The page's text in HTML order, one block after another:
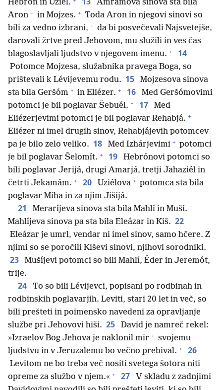
Hebrón in Uziél.
Amrámova sinova sta bila
Aron + in Mojzes. + Toda Aron in njegovi sinovi so
bili za vedno izbrani, + da bi posvečevali Najsvetejše,
darovali žrtve pred Jehovom, mu služili in ves čas
blagoslavljali ljudstvo v njegovem imenu. + 14
Potomce Mojzesa, služabnika pravega Boga, so
prištevali k Lévijevemu rodu. 15
Mojzesova sinova
sta bila Geršóm + in Eliézer. + 16
Med Geršómovimi
potomci je bil poglavar Šebuél. + 17
Med
Eliézerjevimi potomci je bil poglavar Rehabjá. +
Eliézer ni imel drugih sinov, Rehabjájevih potomcev
pa je bilo zelo veliko. 18 Med Izhárjevimi + potomci
je bil poglavar Šelomít. + 19
Hebrónovi potomci so
bili poglavar Jerijá, drugi Amarjá, tretji Jahaziél in
četrti Jekamám. + 20 Uziélova + potomca sta bila
poglavar Miha in za njim Jišijá.
21 Meraríjeva sinova sta bila Mahlí in Muší. +
Mahlíjeva sinova pa sta bila Eleázar in Kiš. 22
Eleázar je umrl, vendar ni imel sinov, samo hčere. Z
njimi so se poročili Kiševi sinovi, njihovi sorodniki.
23
Mušíjevi potomci so bili Mahlí, Éder in Jeremót,
trije.
24
To so bili Lévijevci, popisani po rodbinah in
rodbinskih poglavarjih. Leviti, stari 20 let in več, so
bili prešteti in poimensko navedeni za opravljanje
službe pri Jehovovi hiši. 25
David je namreč rekel:
»Izraelov Bog Jehova je naklonil mir + svojemu
ljudstvu in v Jeruzalemu bo večno prebival. + 26
Levitom ne bo treba več nositi svetega šotora niti
opreme za službo v njem.« + 27
V skladu z zadnjimi